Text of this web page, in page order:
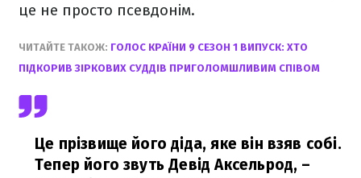
це не просто псевдонім.
ЧИТАЙТЕ ТАКОЖ: ГОЛОС КРАЇНИ 9 СЕЗОН 1 ВИПУСК: ХТО
ПІДКОРИВ ЗІРКОВИХ СУДДІВ ПРИГОЛОМШЛИВИМ СПІВОМ
Це прізвище його діда, яке він взяв собі.
Тепер його звуть Девід Аксельрод, –